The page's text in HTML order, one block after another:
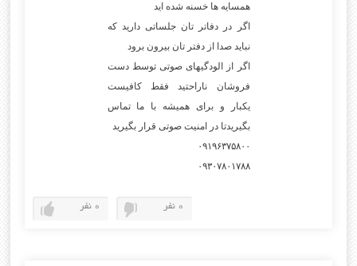
همسایه ها خسنه شده اید
اگر در دفاتر تان جلساتی دارید که
نباید صدا از دفتر تان بیرون برود
اگر از الودگیهای صوتی توسط دست
فروشان ناراحتید فقط کافیست
یکبار و برای همیشه با ما تماس
بگیریدتا در امنیت صوتی قرار بگیرید
۰۹۱۹۶۳۷۵۸۰۰
۰۹۳۰۷۸۰۱۷۸۸
0 نفر 0 نفر